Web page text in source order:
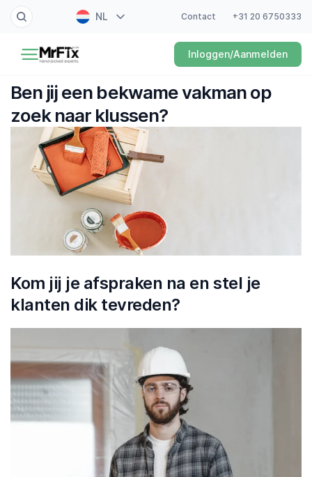
NL
DE
ES
Contact +31 20 6750333
Inloggen/Aanmelden
Schilder
Elektricien
Klusjesman
Loodgieter
Slotenmaker
Witgoedmonteur
Hovenier
Schoonmaker
Computer expert
Help
Over MrFix
Ben jij een bekwame vakman op
zoek naar klussen?
Kom jij je afspraken na en stel je
klanten dik tevreden?